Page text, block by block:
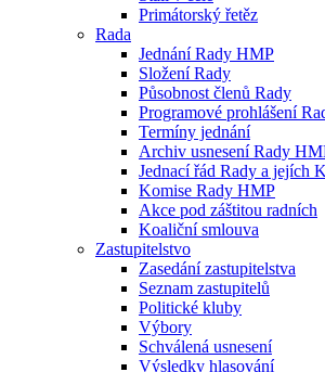
Primátorský řetěz
Rada
Jednání Rady HMP
Složení Rady
Působnost členů Rady
Programové prohlášení
Termíny jednání
Archiv usnesení Rady
Jednací řád Rady a jejích
Komise Rady HMP
Akce pod záštitou radních
Koaliční smlouva
Zastupitelstvo
Zasedání zastupitelstva
Seznam zastupitelů
Politické kluby
Výbory
Schválená usnesení
Výsledky hlasování